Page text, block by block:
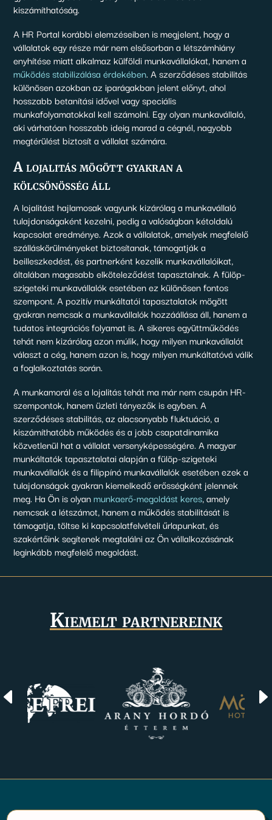
kiszámíthatóság.
A HR Portal korábbi elemzéseiben is megjelent, hogy a
vállalatok egy része már nem elsősorban a létszámhiány
enyhítése miatt alkalmaz külföldi munkavállalókat, hanem a
működés stabilizálása érdekében. A szerződéses stabilitás
különösen azokban az iparágakban jelent előnyt, ahol
hosszabb betanítási idővel vagy speciális
munkafolyamatokkal kell számolni. Egy olyan munkavállaló,
aki várhatóan hosszabb ideig marad a cégnél, nagyobb
megtérülést biztosít a vállalat számára.
A lojalitás mögött gyakran a
kölcsönösség áll
A lojalitást hajlamosak vagyunk kizárólag a munkavállaló
tulajdonságaként kezelni, pedig a valóságban kétoldalú
kapcsolat eredménye. Azok a vállalatok, amelyek megfelelő
szálláskörülményeket biztosítanak, támogatják a
beilleszkedést, és partnerként kezelik munkavállalóikat,
általában magasabb elköteleződést tapasztalnak. A fülöp-
szigeteki munkavállalók esetében ez különösen fontos
szempont. A pozitív munkáltatói tapasztalatok mögött
gyakran nemcsak a munkavállalók hozzáállása áll, hanem a
tudatos integrációs folyamat is. A sikeres együttműködés
tehát nem kizárólag azon múlik, hogy milyen munkavállalót
választ a cég, hanem azon is, hogy milyen munkáltatóvá válik
a foglalkoztatás során.
A munkamorál és a lojalitás tehát ma már nem csupán HR-
szempontok, hanem üzleti tényezők is egyben. A
szerződéses stabilitás, az alacsonyabb fluktuáció, a
kiszámíthatóbb működés és a jobb csapatdinamika
közvetlenül hat a vállalat versenyképességére. A magyar
munkáltatók tapasztalatai alapján a fülöp-szigeteki
munkavállalók és a filippínó munkavállalók esetében ezek a
tulajdonságok gyakran kiemelkedő erősségként jelennek
meg. Ha Ön is olyanmunkaerő-megoldást keres, amely
nemcsak a létszámot, hanem a működés stabilitását is
támogatja, töltse ki kapcsolatfelvételi űrlapunkat, és
szakértőink segítenek megtalálni az Ön vállalkozásának
leginkább megfelelő megoldást.
Kiemelt partnereink